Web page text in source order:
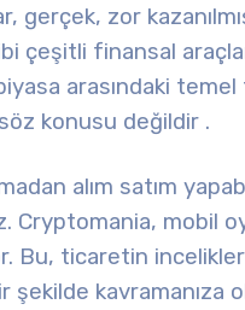
gerçek, zor
çeşitli finansal
arasındaki
konusu değildir .
alım satım
Cryptomania, mobil
Bu, ticaretin
şekilde